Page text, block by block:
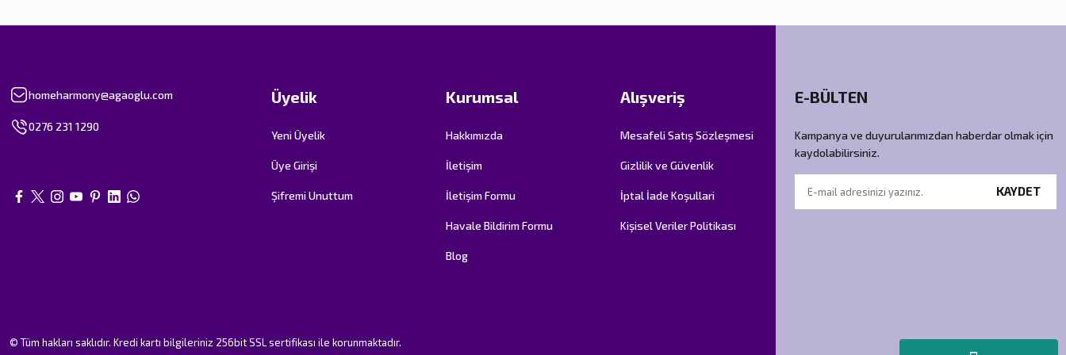
homeharmony@agaoglu.com
0276 231 1290
Üyelik
Yeni Üyelik
Üye Girişi
Şifremi Unuttum
Kurumsal
Hakkımızda
İletişim
İletişim Formu
Havale Bildirim Formu
Blog
Alışveriş
Mesafeli Satış Sözleşmesi
Gizlilik ve Güvenlik
İptal İade Koşullari
Kişisel Veriler Politikası
E-BÜLTEN
Kampanya ve duyurularımızdan haberdar olmak için
kaydolabilirsiniz.
KAYDET
© Tüm hakları saklıdır. Kredi kartı bilgileriniz 256bit SSL sertifikası ile korunmaktadır.